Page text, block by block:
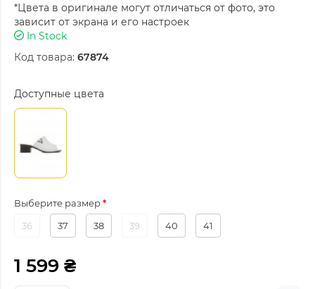
*Цвета в оригинале могут отличаться от фото, это
зависит от экрана и его настроек
In Stock
Код товара: 67874
Доступные цвета
Выберите размер
36
37 38 39 40 41
1 599 ₴